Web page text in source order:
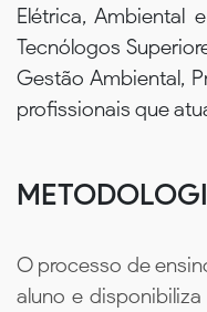
Elétrica, Ambiental
Tecnólogos
Gestão Ambiental,
profissionais que
O processo de
aluno e